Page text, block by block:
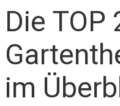
Die TOP
im